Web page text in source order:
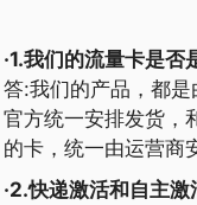
·1.我们的流量卡是否
答:我们的产品，都
官方统一安排发货，
的卡，统一由运营商
·2.快递激活和自主激